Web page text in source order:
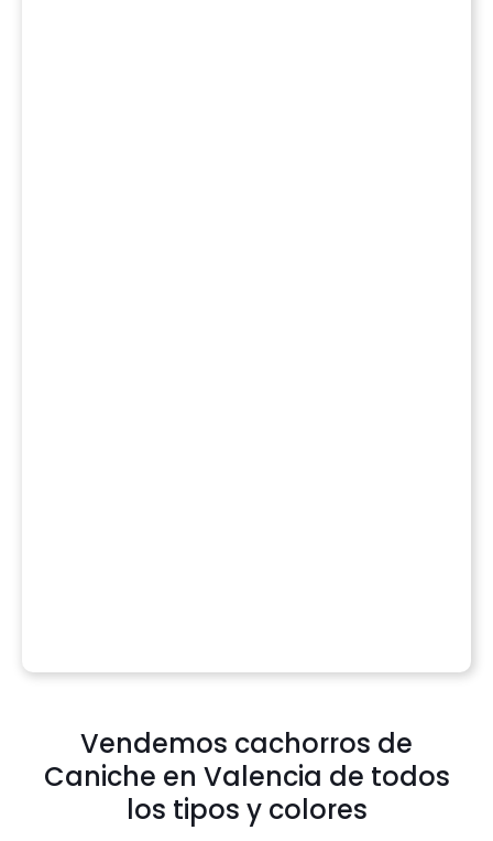
Vendemos cachorros de
Caniche en Valencia de todos
los tipos y colores